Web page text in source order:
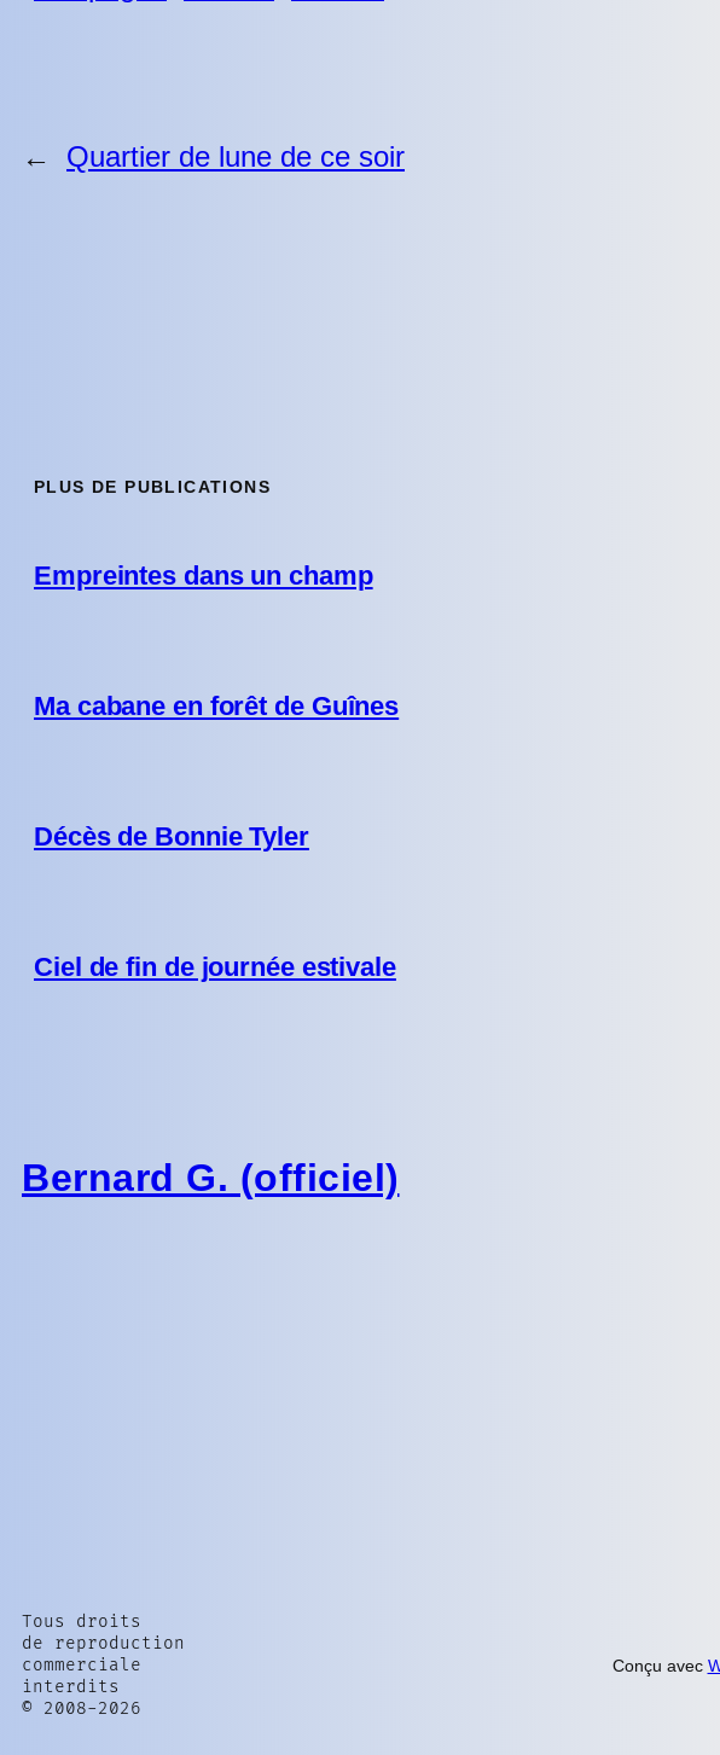
← Quartier de lune de ce soir
PLUS DE PUBLICATIONS
Empreintes dans un champ
Ma cabane en forêt de Guînes
Décès de Bonnie Tyler
Ciel de fin de journée estivale
Bernard G. (officiel)
Tous droits
de reproduction
commerciale
interdits
© 2008-2026
Conçu avec